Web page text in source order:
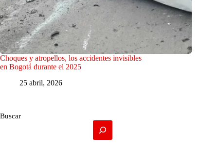
Choques y atropellos, los accidentes invisibles
en Bogotá durante el 2025
25 abril, 2026
Buscar